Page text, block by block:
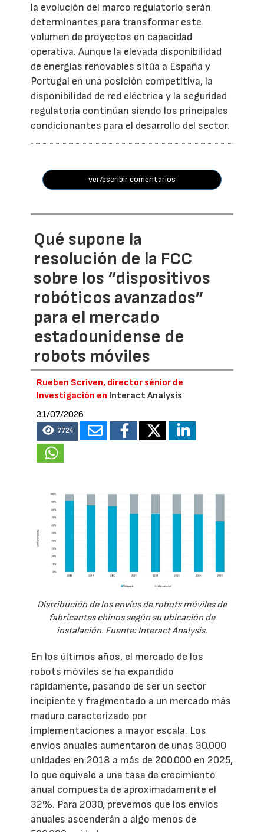
la evolución del marco regulatorio serán
determinantes para transformar este
volumen de proyectos en capacidad
operativa. Aunque la elevada disponibilidad
de energías renovables sitúa a España y
Portugal en una posición competitiva, la
disponibilidad de red eléctrica y la seguridad
regulatoria continúan siendo los principales
condicionantes para el desarrollo del sector.
ver/escribir comentarios
Qué supone la
resolución de la FCC
sobre los “dispositivos
robóticos avanzados”
para el mercado
estadounidense de
robots móviles
Rueben Scriven, director sénior de
Investigación en Interact Analysis
31/07/2026
7724
Distribución de los envíos de robots móviles de
fabricantes chinos según su ubicación de
instalación. Fuente: Interact Analysis.
En los últimos años, el mercado de los
robots móviles se ha expandido
rápidamente, pasando de ser un sector
incipiente y fragmentado a un mercado más
maduro caracterizado por
implementaciones a mayor escala. Los
envíos anuales aumentaron de unas 30.000
unidades en 2018 a más de 200.000 en 2025,
lo que equivale a una tasa de crecimiento
anual compuesta de aproximadamente el
32%. Para 2030, prevemos que los envíos
anuales ascenderán a algo menos de